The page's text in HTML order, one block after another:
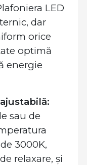
LED
dar
orice
optimă
energie
sau de
3000K,
relaxare, și